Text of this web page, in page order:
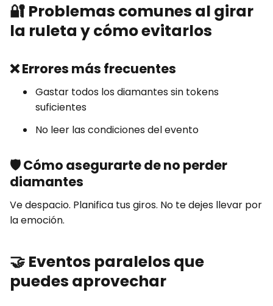
🔐 Problemas comunes al girar
la ruleta y cómo evitarlos
❌Errores más frecuentes
Gastar todos los diamantes sin tokens
suficientes
No leer las condiciones del evento
🛡️Cómo asegurarte de no perder
diamantes
Ve despacio. Planifica tus giros. No te dejes llevar por
la emoción.
🤝 Eventos paralelos que
puedes aprovechar